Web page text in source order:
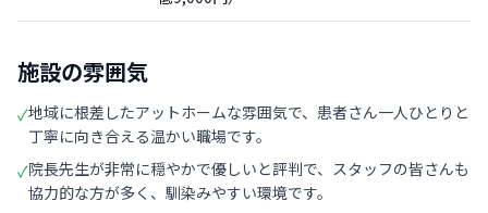
施設の雰囲気
✓地域に根差したアットホームな雰囲気で、患者さん一人ひとりと
丁寧に向き合える温かい職場です。
✓院長先生が非常に穏やかで優しいと評判で、スタッフの皆さんも
協力的な方が多く、馴染みやすい環境です。